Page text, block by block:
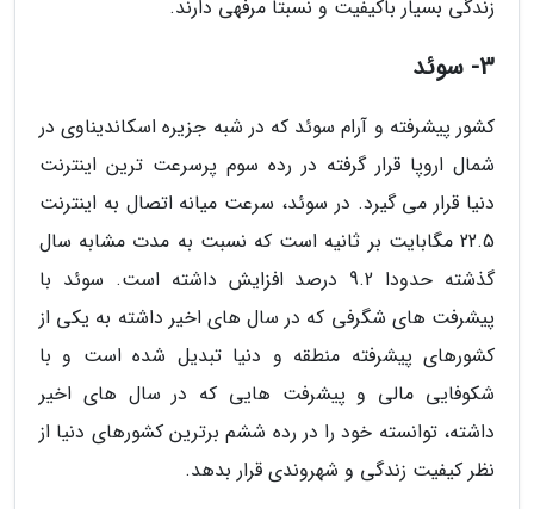
زندگی بسیار باکیفیت و نسبتا مرفهی دارند.
3- سوئد
کشور پیشرفته و آرام سوئد که در شبه جزیره اسکاندیناوی در
شمال اروپا قرار گرفته در رده سوم پرسرعت ترین اینترنت
دنیا قرار می گیرد. در سوئد، سرعت میانه اتصال به اینترنت
22.5 مگابایت بر ثانیه است که نسبت به مدت مشابه سال
گذشته حدودا 9.2 درصد افزایش داشته است. سوئد با
پیشرفت های شگرفی که در سال های اخیر داشته به یکی از
کشورهای پیشرفته منطقه و دنیا تبدیل شده است و با
شکوفایی مالی و پیشرفت هایی که در سال های اخیر
داشته، توانسته خود را در رده ششم برترین کشورهای دنیا از
نظر کیفیت زندگی و شهروندی قرار بدهد.